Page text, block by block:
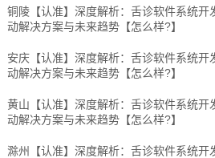
铜陵【认准】深度解析：舌诊软件系统开
动解决方案与未来趋势【怎么样?】
安庆【认准】深度解析：舌诊软件系统开
动解决方案与未来趋势【怎么样?】
黄山【认准】深度解析：舌诊软件系统开
动解决方案与未来趋势【怎么样?】
滁州【认准】深度解析：舌诊软件系统开